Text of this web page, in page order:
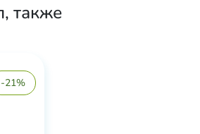
также
-21%